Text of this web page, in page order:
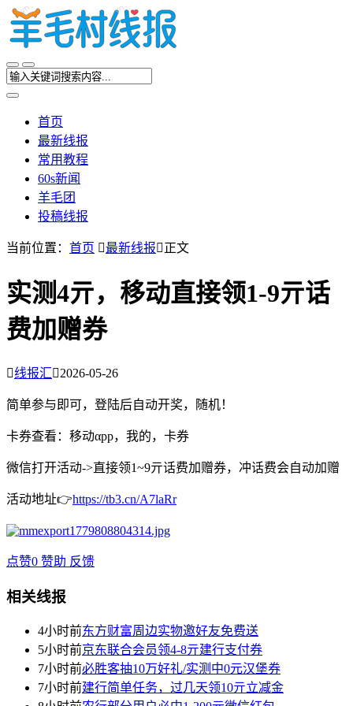
首页
最新线报
常用教程
60s新闻
羊毛团
投稿线报
当前位置： 首页 最新线报正文
实测4亓，移动直接领1-9亓话
费加赠券
线报汇2026-05-26
简单参与即可，登陆后自动开奖，随机！
卡券查看：移动αpp，我的，卡券
微信打开活动->直接领1~9亓话费加赠券，冲话费会自动加赠
活动地址👉https://tb3.cn/A7laRr
点赞0 赞助 反馈
相关线报
4小时前东方财富周边实物邀好友免费送
5小时前京东联合会员领4-8亓建行支付券
7小时前必胜客抽10万好礼/实测中0元汉堡券
7小时前建行简单任务，过几天领10亓立减金